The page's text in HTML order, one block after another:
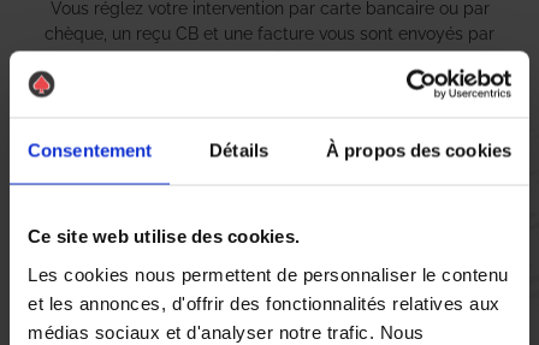
Consentement Détails À propos des cookies
Ce site web utilise des cookies.
Les cookies nous permettent de personnaliser le contenu
et les annonces, d'offrir des fonctionnalités relatives aux
médias sociaux et d'analyser notre trafic. Nous
Vous réglez votre intervention par carte bancaire ou par
chèque, un reçu CB et une facture vous sont envoyés par
mail.
Etape 5 :
Vous recevez une demande d’évaluation de votre expérience